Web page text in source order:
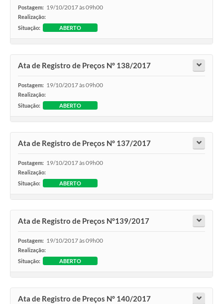
Postagem: 19/10/2017 às 09h00
Realização:
Situação:
ABERTO
Ata de Registro de Preços N° 138/2017
Postagem: 19/10/2017 às 09h00
Realização:
Situação:
ABERTO
Ata de Registro de Preços N° 137/2017
Postagem: 19/10/2017 às 09h00
Realização:
Situação:
ABERTO
Ata de Registro de Preços N°139/2017
Postagem: 19/10/2017 às 09h00
Realização:
Situação:
ABERTO
Ata de Registro de Preços N° 140/2017